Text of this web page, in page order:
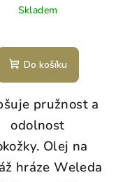
Skladem
Do košíku
pružnost a
odolnost
Olej na
hráze Weleda